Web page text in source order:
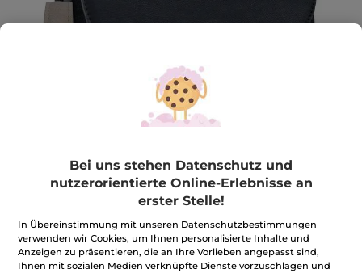
Handtasche + Uhr
★★★★★
★★★★★ BEWERTUNG VERFASSEN
Bei uns stehen Datenschutz und
nutzerorientierte Online-Erlebnisse an
erster Stelle!
In Übereinstimmung mit unseren Datenschutzbestimmungen
verwenden wir Cookies, um Ihnen personalisierte Inhalte und
Anzeigen zu präsentieren, die an Ihre Vorlieben angepasst sind,
Ihnen mit sozialen Medien verknüpfte Dienste vorzuschlagen und